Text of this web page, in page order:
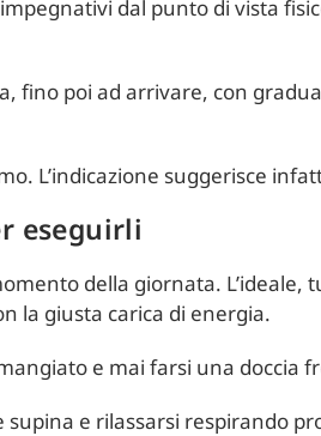
dal punto di vista
fino poi ad arrivare, con
L’indicazione suggerisce
eseguirli
della giornata. L’ideale,
la giusta carica di energia.
e mai farsi una doccia
e rilassarsi respirando